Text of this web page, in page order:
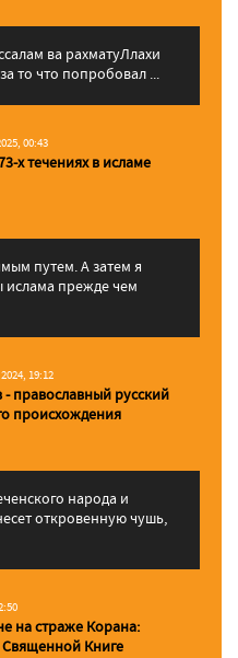
то что попробовал ...
00:43
х течениях в исламе
путем. А затем я
ислама прежде чем
19:12
православный русский
происхождения
народа и
откровенную чушь,
на страже Корана:
Книге